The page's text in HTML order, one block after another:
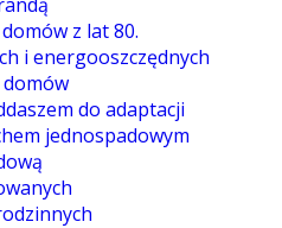
z lat 80.
i energooszczędnych
do adaptacji
jednospadowym